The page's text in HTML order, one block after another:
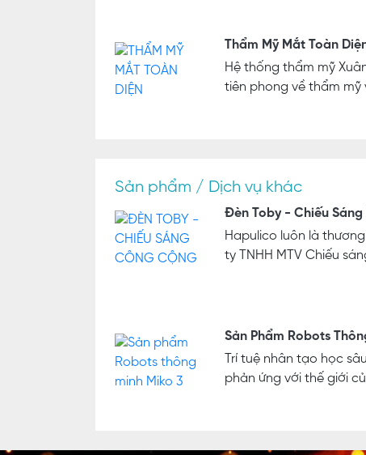
Thẩm Mỹ Mắt Toàn
Hệ thống thẩm mỹ
tiên phong về thẩm mỹ
Sản phẩm / Dịch vụ khác
Đèn Toby - Chiếu
Hapulico luôn là
ty TNHH MTV Chiếu
Sản Phẩm Robots
Trí tuệ nhân tạo học
phản ứng với thế giới